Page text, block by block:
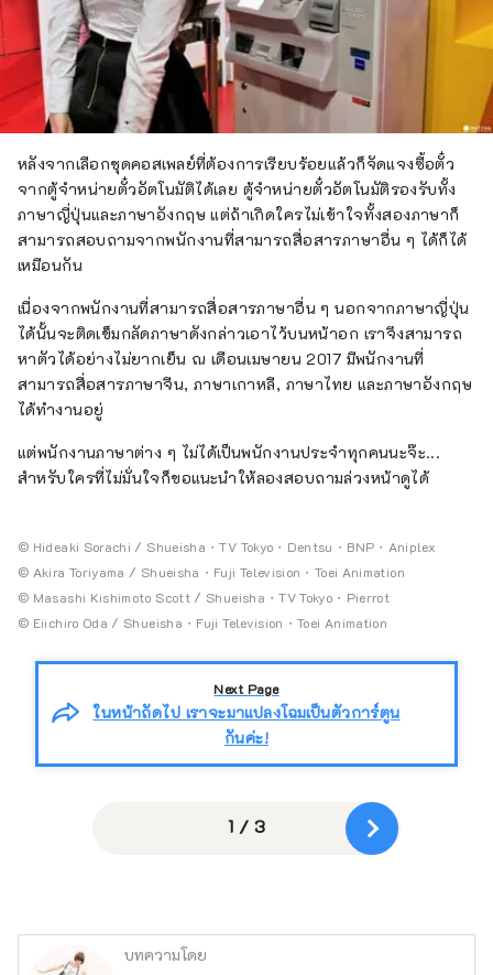
หลังจากเลือกชุดคอสเพลย์ที่ต้องการเรียบร้อยแล้วก็จัดแจงซื้อตั๋ว
จากตู้จำหน่ายตั๋วอัตโนมัติได้เลย ตู้จำหน่ายตั๋วอัตโนมัติรองรับทั้ง
ภาษาญี่ปุ่นและภาษาอังกฤษ แต่ถ้าเกิดใครไม่เข้าใจทั้งสองภาษาก็
สามารถสอบถามจากพนักงานที่สามารถสื่อสารภาษาอื่น ๆ ได้ก็ได้
เหมือนกัน
เนื่องจากพนักงานที่สามารถสื่อสารภาษาอื่น ๆ นอกจากภาษาญี่ปุ่น
ได้นั้นจะติดเข็มกลัดภาษาดังกล่าวเอาไว้บนหน้าอก เราจึงสามารถ
หาตัวได้อย่างไม่ยากเย็น ณ เดือนเมษายน 2017 มีพนักงานที่
สามารถสื่อสารภาษาจีน, ภาษาเกาหลี, ภาษาไทย และภาษาอังกฤษ
ได้ทำงานอยู่
แต่พนักงานภาษาต่าง ๆ ไม่ได้เป็นพนักงานประจำทุกคนนะจ๊ะ...
สำหรับใครที่ไม่มั่นใจก็ขอแนะนำให้ลองสอบถามล่วงหน้าดูได้
© Hideaki Sorachi / Shueisha・TV Tokyo・Dentsu・BNP・Aniplex
© Akira Toriyama / Shueisha・Fuji Television・Toei Animation
© Masashi Kishimoto Scott / Shueisha・TV Tokyo・Pierrot
© Eiichiro Oda / Shueisha・Fuji Television・Toei Animation
Next Page
ในหน้าถัดไป เราจะมาแปลงโฉมเป็นตัวการ์ตูน
กันค่ะ!
1 / 3
บทความโดย